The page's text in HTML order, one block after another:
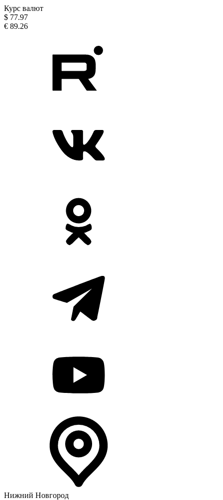
Курс валют
$ 77.97
€ 89.26
Нижний Новгород